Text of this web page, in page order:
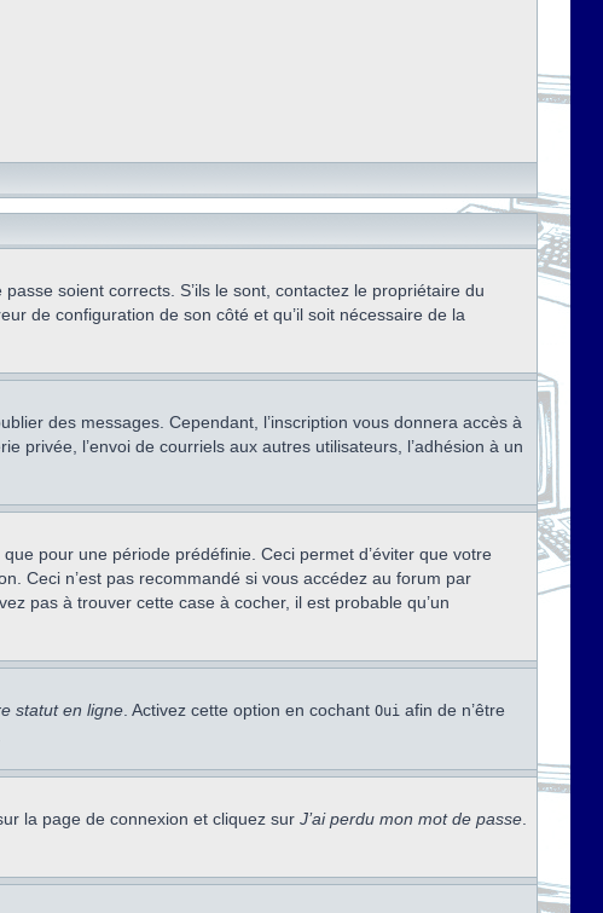
soient corrects. S’ils le sont, contactez le propriétaire du
de configuration de son côté et qu’il soit nécessaire de la
des messages. Cependant, l’inscription vous donnera accès à
privée, l’envoi de courriels aux autres utilisateurs, l’adhésion à un
pour une période prédéfinie. Ceci permet d’éviter que votre
Ceci n’est pas recommandé si vous accédez au forum par
pas à trouver cette case à cocher, il est probable qu’un
statut en ligne . Activez cette option en cochant Oui afin de n’être
la page de connexion et cliquez sur J’ai perdu mon mot de passe